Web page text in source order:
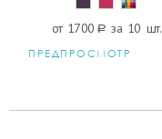
от 1700 a за 10 шт.
ПРЕДПРОСМОТР